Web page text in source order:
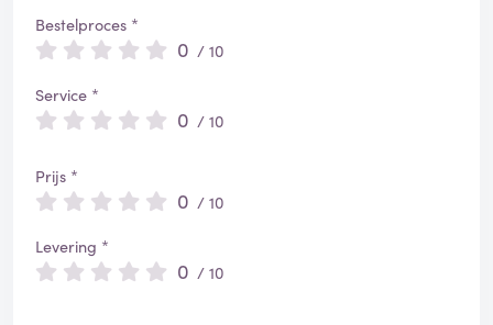
Bestelproces *
0 / 10
Service *
0 / 10
Prijs *
0 / 10
Levering *
0 / 10